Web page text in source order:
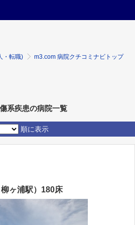
・転職)
m3.com 病院クチコミナビトップ
系疾患の病院一覧
順に表示
ヶ浦駅）180床